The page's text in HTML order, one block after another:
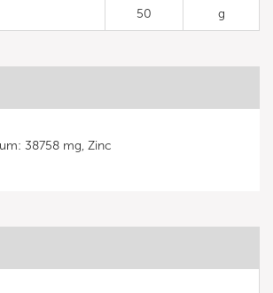
50 g
38758 mg, Zinc